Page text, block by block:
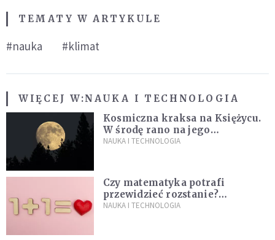
TEMATY W ARTYKULE
#nauka #klimat
WIĘCEJ W:NAUKA I TECHNOLOGIA
Kosmiczna kraksa na Księżycu.
W środę rano na jego
powierzchni dojdzie do
NAUKA I TECHNOLOGIA
Czy matematyka potrafi
przewidzieć rozstanie?
Naukowcy stworzyli model
NAUKA I TECHNOLOGIA